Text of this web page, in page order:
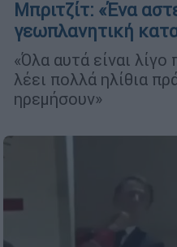
Μπριτζίτ: «Ένα
γεωπλανητική
«Όλα αυτά είναι
λέει πολλά ηλίθια
ηρεμήσουν»